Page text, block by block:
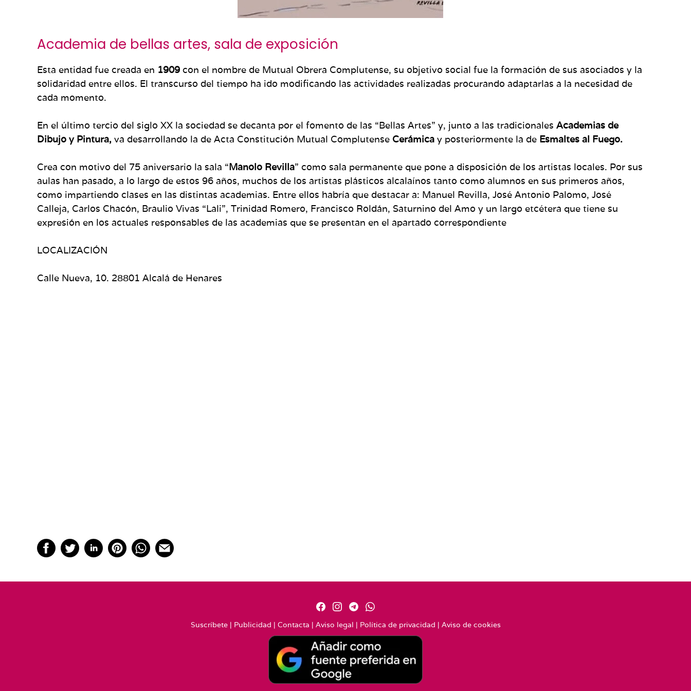
Academia de bellas artes, sala de exposición
Esta entidad fue creada en 1909 con el nombre de Mutual Obrera Complutense, su objetivo social fue la formación de sus asociados y la
solidaridad entre ellos. El transcurso del tiempo ha ido modificando las actividades realizadas procurando adaptarlas a la necesidad de
cada momento.
En el último tercio del siglo XX la sociedad se decanta por el fomento de las “Bellas Artes” y, junto a las tradicionales Academias de
Dibujo y Pintura, va desarrollando la de Acta Constitución Mutual Complutense Cerámica y posteriormente la de Esmaltes al Fuego.
Crea con motivo del 75 aniversario la sala “Manolo Revilla” como sala permanente que pone a disposición de los artistas locales. Por sus
aulas han pasado, a lo largo de estos 96 años, muchos de los artistas plásticos alcalaínos tanto como alumnos en sus primeros años,
como impartiendo clases en las distintas academias. Entre ellos habría que destacar a: Manuel Revilla, José Antonio Palomo, José
Calleja, Carlos Chacón, Braulio Vivas “Lali”, Trinidad Romero, Francisco Roldán, Saturnino del Amo y un largo etcétera que tiene su
expresión en los actuales responsables de las academias que se presentan en el apartado correspondiente
LOCALIZACIÓN
Calle Nueva, 10. 28801 Alcalá de Henares
Suscríbete| Publicidad | Contacta | Aviso legal | Política de privacidad | Aviso de cookies